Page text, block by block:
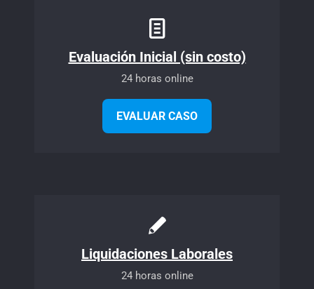
Evaluación Inicial (sin costo)
24 horas online
EVALUAR CASO
Liquidaciones Laborales
24 horas online